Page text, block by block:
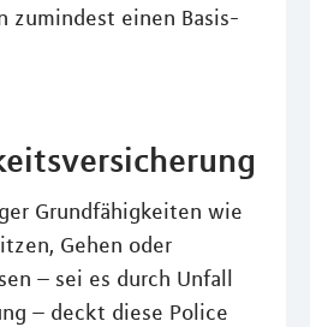
zumindest einen Basis-
Grundfähigkeiten wie
Gehen oder
– sei es durch Unfall
– deckt diese Police